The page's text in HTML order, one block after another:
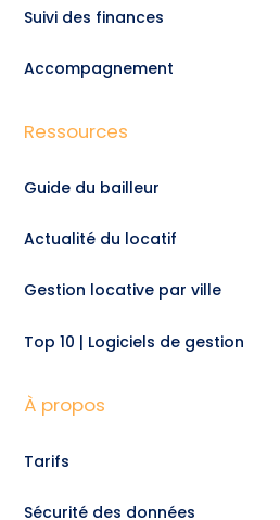
Suivi des finances
Accompagnement
Ressources
Guide du bailleur
Actualité du locatif
Gestion locative par ville
Top 10 | Logiciels de gestion
À propos
Tarifs
Sécurité des données